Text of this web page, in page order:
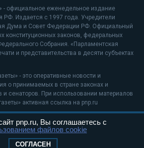
- официальное еженедельное издание
РФ. Издается с 1997 года. Учредители
Дума и Совет Федерации РФ. Официальный
конституционных законов, федеральных
Собрания. «Парламентская
и представительства в десяти субъектах
- это оперативные новости и
о принимаемых в стране законах и
и сенаторов. При использовании материалов
активная ссылка на pnp.ru
применяютсярекомендательные
данных
pnp.ru, Вы соглашаетесь с
файлов cookie
СОГЛАСЕН